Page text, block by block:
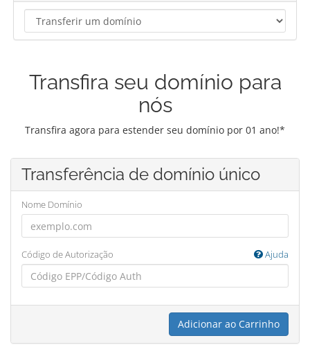
Transfira seu domínio para
nós
Transfira agora para estender seu domínio por 01 ano!*
Transferência de domínio único
Nome Domínio
Código de Autorização Ajuda
Adicionar ao Carrinho